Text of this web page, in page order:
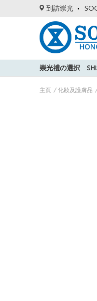
到訪崇光
崇光禮の選択
主頁 化妝及護膚品